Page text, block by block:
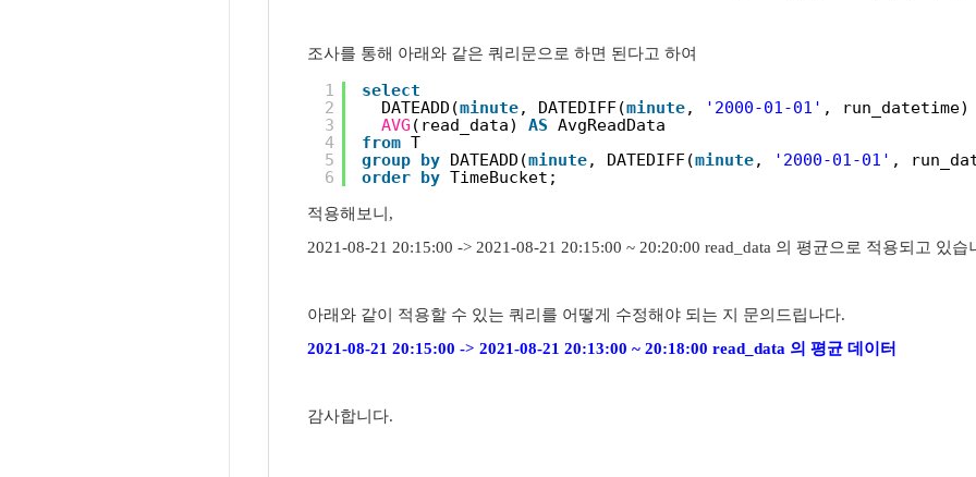
조사를 통해 아래와 같은 쿼리문으로 하면 된다고 하여
1
2
3
4
5
6
select
DATEADD(minute, DATEDIFF(minute, '2000-01-01' ,
AVG (read_data) AS AvgReadData
from T
group by DATEADD(minute, DATEDIFF(minute, '2000-01-01' ,
order by TimeBucket;
적용해보니,
2021-08-21 20:15:00 -> 2021-08-21 20:15:00 ~ 20:20:00 read_data 의 평균으로 적용되고 있습
아래와 같이 적용할 수 있는 쿼리를 어떻게 수정해야 되는 지 문의드립나다.
2021-08-21 20:15:00 -> 2021-08-21 20:13:00 ~ 20:18:00 read_data 의 평균 데이터
감사합니다.